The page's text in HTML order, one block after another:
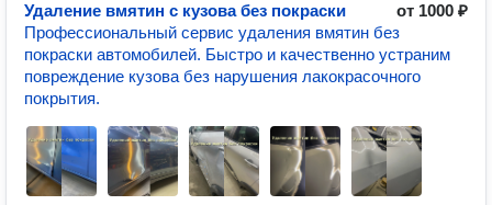
Удаление вмятин с кузова без покраски
от 1000 ₽
Профессиональный сервис удаления вмятин без
покраски автомобилей. Быстро и качественно устраним
повреждение кузова без нарушения лакокрасочного
покрытия.